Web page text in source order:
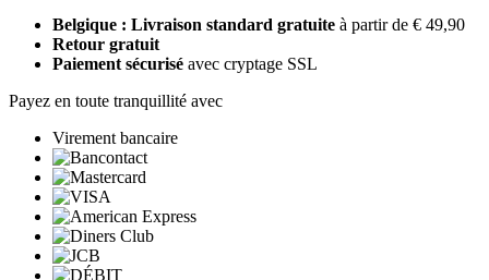
Belgique : Livraison standard gratuite à partir de € 49,90
Retour gratuit
Paiement sécurisé avec cryptage SSL
Payez en toute tranquillité avec
Virement bancaire